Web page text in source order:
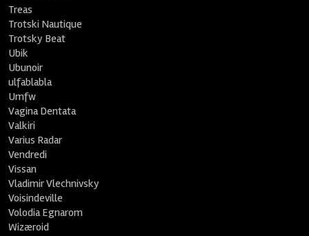
Treas
Trotski Nautique
Trotsky Beat
Ubik
Ubunoir
ulfablabla
Umfw
Vagina Dentata
Valkiri
Varius Radar
Vendredi
Vissan
Vladimir Vlechnivsky
Voisindeville
Volodia Egnarom
Wizæroid